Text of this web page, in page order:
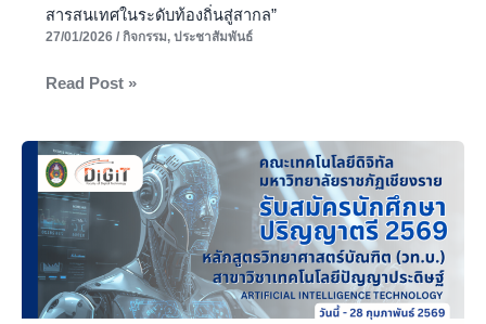
สารสนเทศในระดับท้องถิ่นสู่สากล”
27/01/2026 / กิจกรรม, ประชาสัมพันธ์
Read Post »
รับ
สมัคร
นักศึกษา
ใหม่
2569
หลักสูตร
วิทยา